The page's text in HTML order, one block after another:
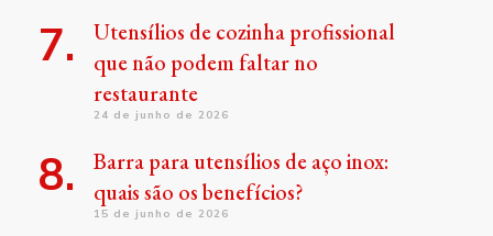
Utensílios de cozinha profissional
que não podem faltar no
restaurante
24 de junho de 2026
Barra para utensílios de aço inox:
quais são os benefícios?
15 de junho de 2026